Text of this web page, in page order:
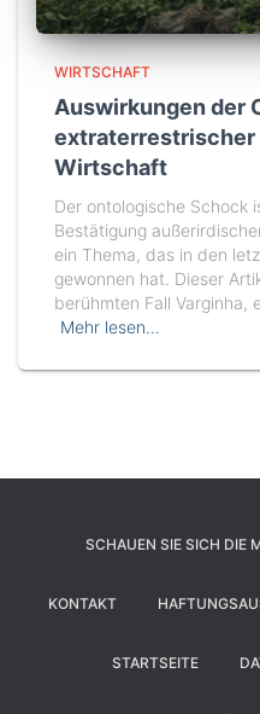
WIRTSCHAFT
Auswirkungen der
extraterrestrischer
Wirtschaft
Der ontologische Schock
Bestätigung
ein Thema, das in den
gewonnen hat. Dieser
berühmten Fall Varginha,
Mehr lesen…
SCHAUEN SIE SICH DIE
KONTAKT
STARTSEITE